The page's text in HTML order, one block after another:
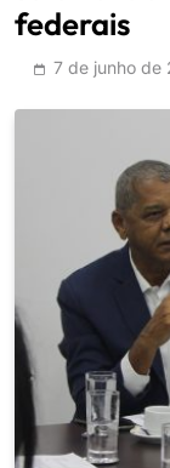
federais
7 de junho de